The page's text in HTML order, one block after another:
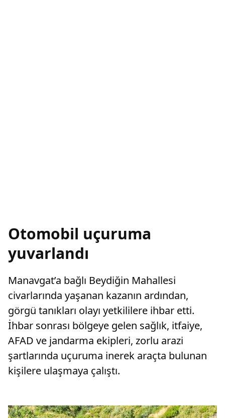
Otomobil uçuruma
yuvarlandı
Manavgat’a bağlı Beydiğin Mahallesi
civarlarında yaşanan kazanın ardından,
görgü tanıkları olayı yetkililere ihbar etti.
İhbar sonrası bölgeye gelen sağlık, itfaiye,
AFAD ve jandarma ekipleri, zorlu arazi
şartlarında uçuruma inerek araçta bulunan
kişilere ulaşmaya çalıştı.